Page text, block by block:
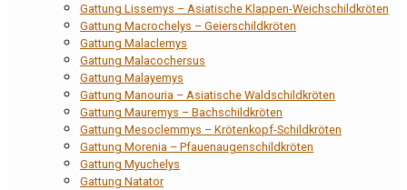
Gattung Lissemys – Asiatische Klappen-Weichschildkröten
Gattung Macrochelys – Geierschildkröten
Gattung Malaclemys
Gattung Malacochersus
Gattung Malayemys
Gattung Manouria – Asiatische Waldschildkröten
Gattung Mauremys – Bachschildkröten
Gattung Mesoclemmys – Krötenkopf-Schildkröten
Gattung Morenia – Pfauenaugenschildkröten
Gattung Myuchelys
Gattung Natator